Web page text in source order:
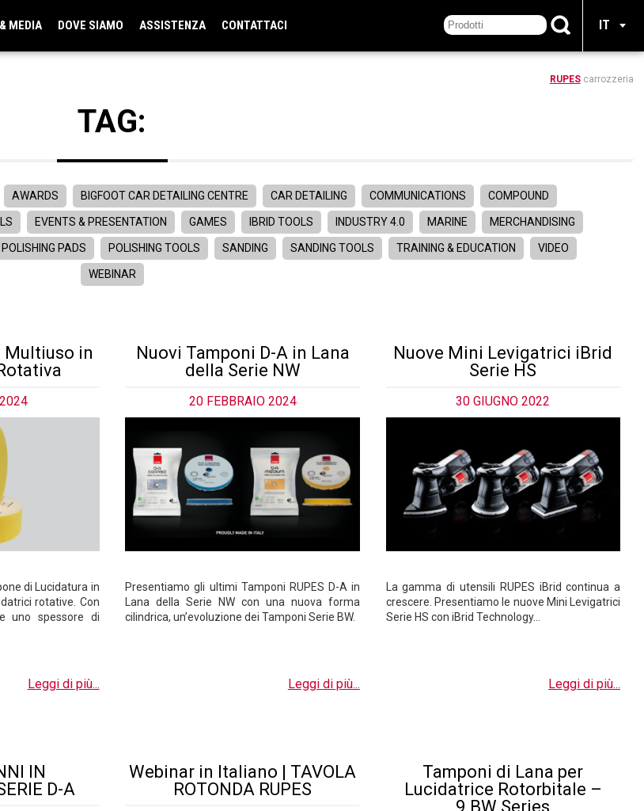
MEDIA DOVE SIAMO ASSISTENZA CONTATTACI IT
RUPES carrozzeria
TAG:
AWARDS BIGFOOT CAR DETAILING CENTRE CAR DETAILING COMMUNICATIONS COMPOUND
EVENTS & PRESENTATION GAMES IBRID TOOLS INDUSTRY 4.0 MARINE MERCHANDISING
POLISHING PADS POLISHING TOOLS SANDING SANDING TOOLS TRAINING & EDUCATION VIDEO
WEBINAR
Multiuso in
di Lucidatura in
rotative. Con
uno spessore di
Leggi di più...
Nuovi Tamponi D-A in Lana
della Serie NW
20 FEBBRAIO 2024
Presentiamo gli ultimi Tamponi RUPES D-A in
Lana della Serie NW con una nuova forma
cilindrica, un’evoluzione dei Tamponi Serie BW.
Leggi di più...
Nuove Mini Levigatrici iBrid
Serie HS
30 GIUGNO 2022
La gamma di utensili RUPES iBrid continua a
crescere. Presentiamo le nuove Mini Levigatrici
Serie HS con iBrid Technology…
Leggi di più...
IN
D-A
Webinar in Italiano | TAVOLA
ROTONDA RUPES
Tamponi di Lana per
Lucidatrice Rotorbitale –
9.BW Series